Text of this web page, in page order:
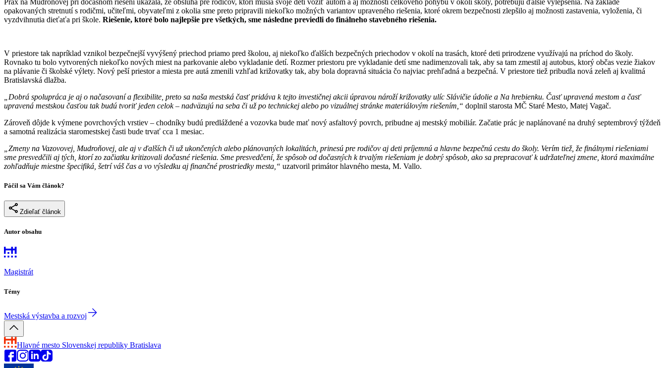
opakovaných stretnutí s rodičmi, učiteľmi, obyvateľmi z okolia sme preto pripravili niekoľko možných variantov upraveného riešenia, ktoré okrem bezpečnosti zlepšilo aj možnosti zastavenia, vyloženia, či
vyzdvihnutia dieťaťa pri škole. Riešenie, ktoré bolo najlepšie pre všetkých, sme následne previedli do finálneho stavebného riešenia.
V priestore tak napríklad vznikol bezpečnejší vyvýšený priechod priamo pred školou, aj niekoľko ďalších bezpečných priechodov v okolí na trasách, ktoré deti prirodzene využívajú na príchod do školy.
Rovnako tu bolo vytvorených niekoľko nových miest na parkovanie alebo vykladanie detí. Rozmer priestoru pre vykladanie detí sme nadimenzovali tak, aby sa tam zmestil aj autobus, ktorý občas vezie žiakov
na plávanie či školské výlety. Nový peší priestor a miesta pre autá zmenili vzhľad križovatky tak, aby bola dopravná situácia čo najviac prehľadná a bezpečná. V priestore tiež pribudla nová zeleň aj kvalitná
Bratislavská dlažba.
„Dobrá spolupráca je aj o načasovaní a flexibilite, preto sa naša mestská časť pridáva k tejto investičnej akcii úpravou nároží križovatky ulíc Slávičie údolie a Na hrebienku. Časť upravená mestom a časť
upravená mestskou časťou tak budú tvoriť jeden celok – nadväzujú na seba či už po technickej alebo po vizuálnej stránke materiálovým riešením,“ doplnil starosta MČ Staré Mesto, Matej Vagač.
Zároveň dôjde k výmene povrchových vrstiev – chodníky budú predláždené a vozovka bude mať nový asfaltový povrch, pribudne aj mestský mobiliár. Začatie prác je naplánované na druhý septembrový týždeň
a samotná realizácia staromestskej časti bude trvať cca 1 mesiac.
„Zmeny na Vazovovej, Mudroňovej, ale aj v ďalších či už ukončených alebo plánovaných lokalitách, prinesú pre rodičov aj deti príjemnú a hlavne bezpečnú cestu do školy. Verím tiež, že finálnymi riešeniami
sme presvedčili aj tých, ktorí zo začiatku kritizovali dočasné riešenia. Sme presvedčení, že spôsob od dočasných k trvalým riešeniam je dobrý spôsob, ako sa prepracovať k udržateľnej zmene, ktorá maximálne
zohľadňuje miestne špecifiká, šetrí váš čas a vo výsledku aj finančné prostriedky mesta,“ uzatvoril primátor hlavného mesta, M. Vallo.
Páčil sa Vám článok?
Zdieľať článok
Autor obsahu
Magistrát
Témy
Mestská výstavba a rozvoj
Hlavné mesto Slovenskej republiky Bratislava